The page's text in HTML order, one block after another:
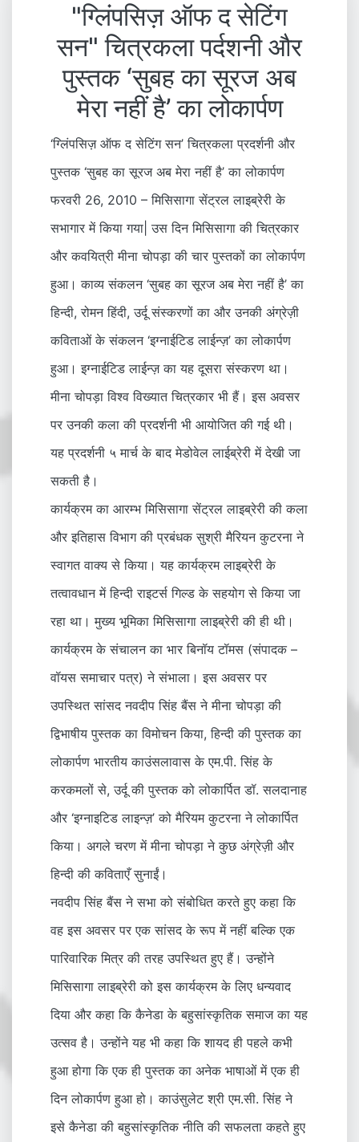
"ग्लिंपसिज़ ऑफ द सेटिंग
सन" चित्रकला पर्दशनी और
पुस्तक ‘सुबह का सूरज अब
मेरा नहीं है’ का लोकार्पण
‘ग्लिंपसिज़ ऑफ द सेटिंग सन’ चित्रकला प्रदर्शनी और
पुस्तक ‘सुबह का सूरज अब मेरा नहीं है’ का लोकार्पण
फरवरी 26, 2010 – मिसिसागा सेंट्रल लाइब्रेरी के
सभागार में किया गया| उस दिन मिसिसागा की चित्रकार
और कवयित्री मीना चोपड़ा की चार पुस्तकों का लोकार्पण
हुआ। काव्य संकलन ‘सुबह का सूरज अब मेरा नहीं है’ का
हिन्दी, रोमन हिंदी, उर्दू संस्करणों का और उनकी अंग्रेज़ी
कविताओं के संकलन ‘इग्नाईटिड लाईन्ज़’ का लोकार्पण
हुआ। इग्नाईटिड लाईन्ज़ का यह दूसरा संस्करण था।
मीना चोपड़ा विश्‍व विख्यात चित्रकार भी हैं। इस अवसर
पर उनकी कला की प्रदर्शनी भी आयोजित की गई थी।
यह प्रदर्शनी ५ मार्च के बाद मेडोवेल लाईब्रेरी में देखी जा
सकती है।
कार्यक्रम का आरम्भ मिसिसागा सेंट्रल लाइब्रेरी की कला
और इतिहास विभाग की प्रबंधक सुश्री मैरियन कुटरना ने
स्वागत वाक्य से किया। यह कार्यक्रम लाइब्रेरी के
तत्वावधान में हिन्दी राइटर्स गिल्ड के सहयोग से किया जा
रहा था। मुख्य भूमिका मिसिसागा लाइब्रेरी की ही थी।
कार्यक्रम के संचालन का भार बिनॉय टॉमस (संपादक –
वॉयस समाचार पत्र) ने संभाला। इस अवसर पर
उपस्थित सांसद नवदीप सिंह बैंस ने मीना चोपड़ा की
द्विभाषीय पुस्तक का विमोचन किया, हिन्दी की पुस्तक का
लोकार्पण भारतीय काउंसलावास के एम.पी. सिंह के
करकमलों से, उर्दू की पुस्तक को लोकार्पित डॉ. सलदानाह
और ‘इग्नाइटिड लाइन्ज़’ को मैरियम कुटरना ने लोकार्पित
किया। अगले चरण में मीना चोपड़ा ने कुछ अंग्रेज़ी और
हिन्दी की कविताएँ सुनाईं।
नवदीप सिंह बैंस ने सभा को संबोधित करते हुए कहा कि
वह इस अवसर पर एक सांसद के रूप में नहीं बल्कि एक
पारिवारिक मित्र की तरह उपस्थित हुए हैं। उन्होंने
मिसिसागा लाइब्रेरी को इस कार्यक्रम के लिए धन्यवाद
दिया और कहा कि कैनेडा के बहुसांस्कृतिक समाज का यह
उत्सव है। उन्होंने यह भी कहा कि शायद ही पहले कभी
हुआ होगा कि एक ही पुस्तक का अनेक भाषाओं में एक ही
दिन लोकार्पण हुआ हो। काउंसुलेट श्री एम.सी. सिंह ने
इसे कैनेडा की बहुसांस्कृतिक नीति की सफलता कहते हुए